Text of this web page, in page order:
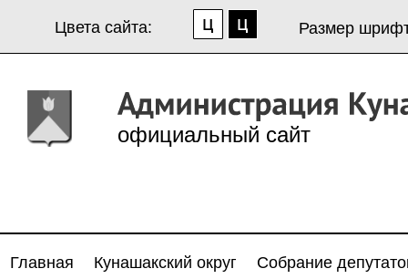
Цвета сайта: Размер
официальный сайт
Главная Кунашакский округ
Собрание